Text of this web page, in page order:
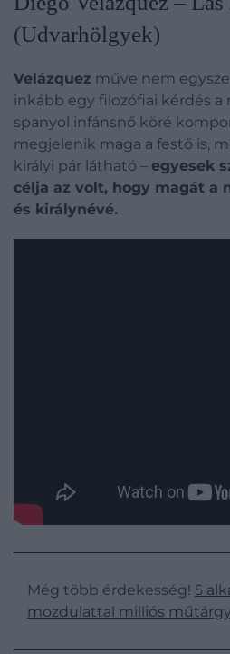
(Udvarhölgyek)
Velázquez műve nem
inkább egy filozófiai kérdés a
spanyol infánsnő köré
megjelenik maga a festő is,
királyi pár látható – egyesek
célja az volt, hogy magát a
és királynévé.
Még több érdekesség! 5
mozdulattal milliós